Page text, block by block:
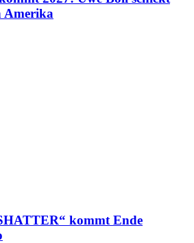
Amerika
kommt Ende